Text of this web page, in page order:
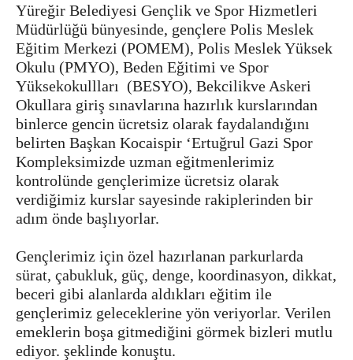
Yüreğir Belediyesi Gençlik ve Spor Hizmetleri
Müdürlüğü bünyesinde, gençlere Polis Meslek
Eğitim Merkezi (POMEM), Polis Meslek Yüksek
Okulu (PMYO), Beden Eğitimi ve Spor
Yüksekokullları (BESYO), Bekcilikve Askeri
Okullara giriş sınavlarına hazırlık kurslarından
binlerce gencin ücretsiz olarak faydalandığını
belirten Başkan Kocaispir ‘Ertuğrul Gazi Spor
Kompleksimizde uzman eğitmenlerimiz
kontrolünde gençlerimize ücretsiz olarak
verdiğimiz kurslar sayesinde rakiplerinden bir
adım önde başlıyorlar.
Gençlerimiz için özel hazırlanan parkurlarda
sürat, çabukluk, güç, denge, koordinasyon, dikkat,
beceri gibi alanlarda aldıkları eğitim ile
gençlerimiz geleceklerine yön veriyorlar. Verilen
emeklerin boşa gitmediğini görmek bizleri mutlu
ediyor. şeklinde konuştu.